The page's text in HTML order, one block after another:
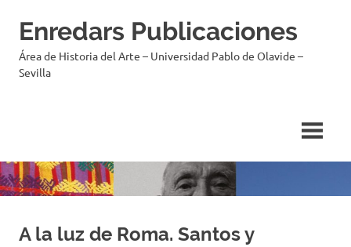
Enredars Publicaciones
Área de Historia del Arte – Universidad Pablo de Olavide –
Sevilla
A la luz de Roma. Santos y